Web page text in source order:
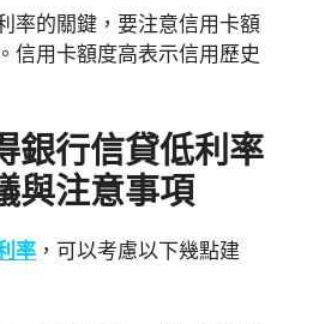
率的關鍵，要注意信用卡額
信用卡額度高表示信用歷史
銀行信貸低利率
與注意事項
率 ，可以考慮以下幾點建